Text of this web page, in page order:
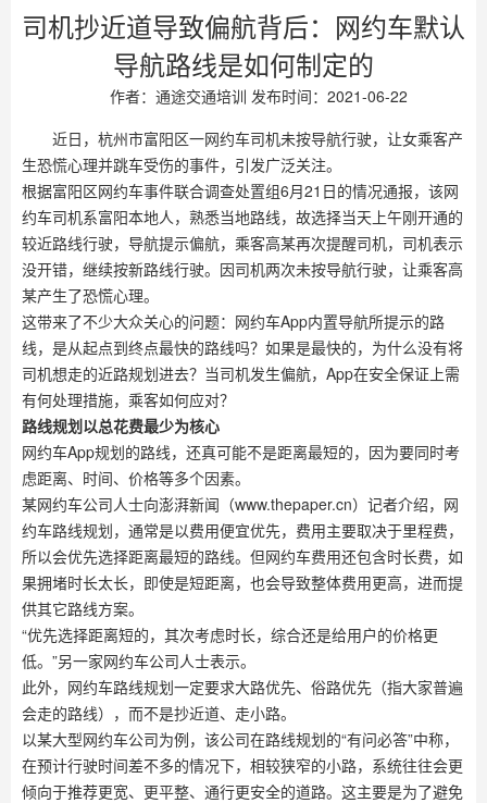
司机抄近道导致偏航背后：网约车默认
导航路线是如何制定的
作者： 通途交通培训 发布时间：2021-06-22
近日，杭州市富阳区一网约车司机未按导航行驶，让女乘客产
生恐慌心理并跳车受伤的事件，引发广泛关注。
根据富阳区网约车事件联合调查处置组6月21日的情况通报，该网
约车司机系富阳本地人，熟悉当地路线，故选择当天上午刚开通的
较近路线行驶，导航提示偏航，乘客高某再次提醒司机，司机表示
没开错，继续按新路线行驶。因司机两次未按导航行驶，让乘客高
某产生了恐慌心理。
这带来了不少大众关心的问题：网约车App内置导航所提示的路
线，是从起点到终点最快的路线吗？如果是最快的，为什么没有将
司机想走的近路规划进去？当司机发生偏航，App在安全保证上需
有何处理措施，乘客如何应对？
路线规划以总花费最少为核心
网约车App规划的路线，还真可能不是距离最短的，因为要同时考
虑距离、时间、价格等多个因素。
某网约车公司人士向澎湃新闻（www.thepaper.cn）记者介绍，网
约车路线规划，通常是以费用便宜优先，费用主要取决于里程费，
所以会优先选择距离最短的路线。但网约车费用还包含时长费，如
果拥堵时长太长，即使是短距离，也会导致整体费用更高，进而提
供其它路线方案。
“优先选择距离短的，其次考虑时长，综合还是给用户的价格更
低。”另一家网约车公司人士表示。
此外，网约车路线规划一定要求大路优先、俗路优先（指大家普遍
会走的路线），而不是抄近道、走小路。
以某大型网约车公司为例，该公司在路线规划的“有问必答”中称，
在预计行驶时间差不多的情况下，相较狭窄的小路，系统往往会更
倾向于推荐更宽、更平整、通行更安全的道路。这主要是为了避免